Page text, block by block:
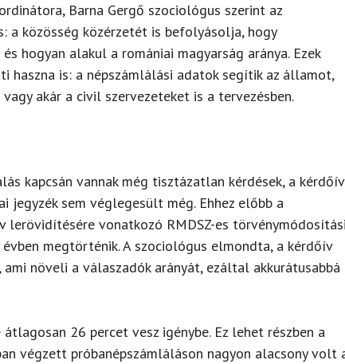
Barna Gergő szociológus szerint az
a közösség közérzetét is befolyásolja, hogy
hogyan alakul a romániai magyarság aránya. Ezek
is: a népszámlálási adatok segítik az államot,
akár a civil szervezeteket is a tervezésben.
kapcsán vannak még tisztázatlan kérdések, a kérdőív
jegyzék sem véglegesült még. Ehhez előbb a
vonatkozó RMDSZ-es
megtörténik. A szociológus elmondta, a kérdőív
növeli a válaszadók arányát, ezáltal akkurátusabbá
26 percet vesz igénybe. Ez lehet részben a
végzett próbanépszámláláson nagyon alacsony volt